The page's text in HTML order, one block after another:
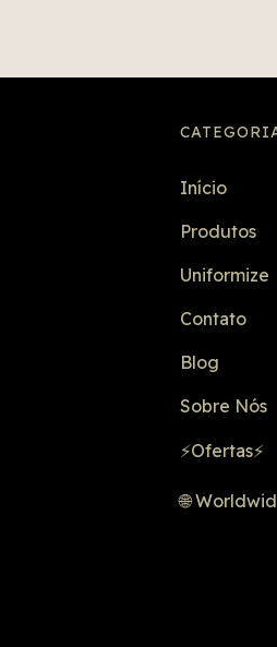
Início
Produtos
Uniformize
Contato
Blog
Sobre Nós
⚡Ofertas⚡
🌐